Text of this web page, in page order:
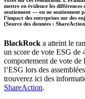
mettre en évidence les
soutiennent — ou ne soutiennent
l’impact des entreprises sur des
(Source des données :
BlackRock a atteint le
un score de vote ESG de
comportement de vote de
l’ESG lors des
trouverez ici des
ShareAction.